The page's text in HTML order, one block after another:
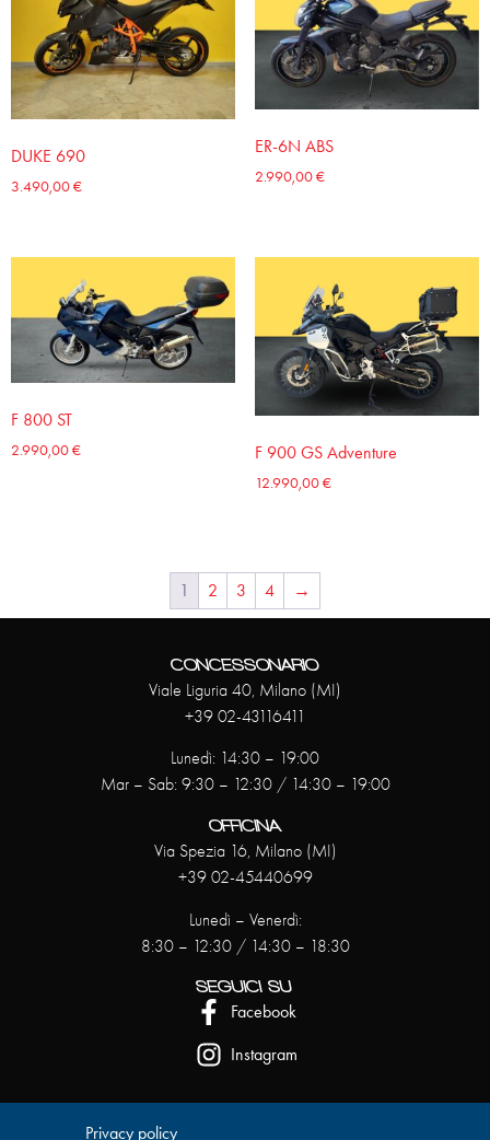
DUKE 690
3.490,00€
ER-6N ABS
2.990,00€
F 800 ST
2.990,00€ F 900 GS Adventure
12.990,00€
1 2 3 4 →
CONCESSONARIO
Viale Liguria 40, Milano (MI)
+39 02-43116411
Lunedì: 14:30 – 19:00
Mar – Sab: 9:30 – 12:30 / 14:30 – 19:00
OFFICINA
Via Spezia 16, Milano (MI)
+39 02-45440699
Lunedì – Venerdì:
8:30 – 12:30 / 14:30 – 18:30
SEGUICI SU
Facebook
Instagram
Privacy policy